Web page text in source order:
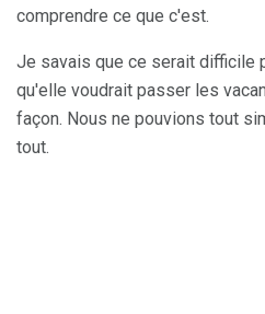
comprendre ce que c'est.
Je savais que ce serait difficile
qu'elle voudrait passer les
façon. Nous ne pouvions tout
tout.